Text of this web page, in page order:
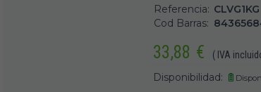
Referencia: CLVG1KG
Cod Barras:
33,88 € ( IVA
Disponibilidad: